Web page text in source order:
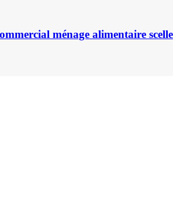
ménage alimentaire